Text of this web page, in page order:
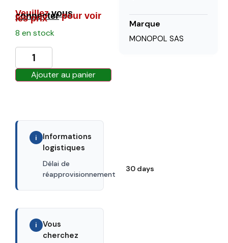
Veuillezvous
connecterpour voir
les prix
8 en stock
Ajouter au panier
i
Informations
logistiques
Délai de
réapprovisionnement
30 days
i
Vous
cherchez
Marque
MONOPOL SAS